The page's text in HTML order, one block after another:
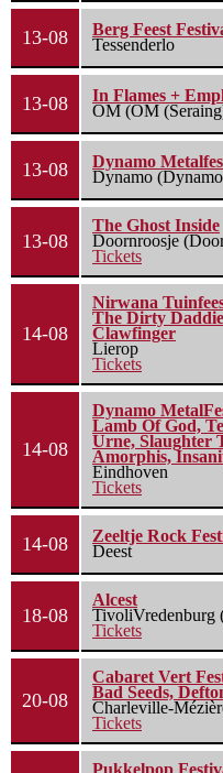
13-08
Berg Feest
Tessenderlo
13-08
In Flames +
OM (OM
13-08
Dynamo
Dynamo
13-08
The Ghost Inside
Doornroosje
Tickets
14-08
Nirwana
The Dirty
Clawfinger
Lierop
Tickets
14-08
Dynamo
Lamb Of God,
Urne, Slaughter
Amorphis,
Eindhoven
Tickets
14-08
Zeeltje Rock
Deest
18-08
Alcest
TivoliVredenburg
Tickets
20-08
Cabaret Vert
Bad Seeds,
Charleville-
Tickets